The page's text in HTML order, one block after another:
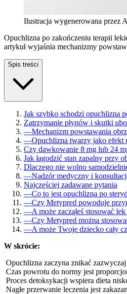
Ilustracja wygenerowana przez
Opuchlizna po zakończeniu terapii
artykuł wyjaśnia mechanizmy
Spis treści
Jak szybko schodzi opuchlizna
Zatrzymanie płynów i skutki
—Mechanizm powstawania
—Opuchlizna twarzy jako efekt
Czy dawkowanie 8 mg lub 24
Jak łagodzić stan zapalny przy
Dlaczego nie wolno
—Nadzór medyczny i
Najczęściej zadawane pytania
—Co to jest opuchlizna po
—Czy Metypred powoduje
—A może zacząłeś stosować
—Czy Metypred można
—A może Twoje dziecko cały
W skrócie:
Opuchlizna zaczyna znikać
Czas powrotu do normy jest
Proces detoksykacji wspiera dieta
Nagłe przerwanie leczenia jest